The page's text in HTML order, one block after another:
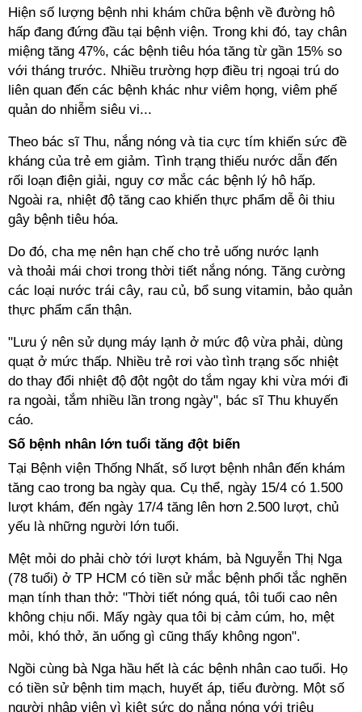
Hiện số lượng bệnh nhi khám chữa bệnh về đường hô
hấp đang đứng đầu tại bệnh viện. Trong khi đó, tay chân
miệng tăng 47%, các bệnh tiêu hóa tăng từ gần 15% so
với tháng trước. Nhiều trường hợp điều trị ngoại trú do
liên quan đến các bệnh khác như viêm họng, viêm phế
quản do nhiễm siêu vi...
Theo bác sĩ Thu, nắng nóng và tia cực tím khiến sức đề
kháng của trẻ em giảm. Tình trạng thiếu nước dẫn đến
rối loạn điện giải, nguy cơ mắc các bệnh lý hô hấp.
Ngoài ra, nhiệt độ tăng cao khiến thực phẩm dễ ôi thiu
gây bệnh tiêu hóa.
Do đó, cha mẹ nên hạn chế cho trẻ uống nước lạnh
và thoải mái chơi trong thời tiết nắng nóng. Tăng cường
các loại nước trái cây, rau củ, bổ sung vitamin, bảo quản
thực phẩm cẩn thận.
"Lưu ý nên sử dụng máy lạnh ở mức độ vừa phải, dùng
quạt ở mức thấp. Nhiều trẻ rơi vào tình trạng sốc nhiệt
do thay đổi nhiệt độ đột ngột do tắm ngay khi vừa mới đi
ra ngoài, tắm nhiều lần trong ngày", bác sĩ Thu khuyến
cáo.
Số bệnh nhân lớn tuổi tăng đột biến
Tại Bệnh viện Thống Nhất, số lượt bệnh nhân đến khám
tăng cao trong ba ngày qua. Cụ thể, ngày 15/4 có 1.500
lượt khám, đến ngày 17/4 tăng lên hơn 2.500 lượt, chủ
yếu là những người lớn tuổi.
Mệt mỏi do phải chờ tới lượt khám, bà Nguyễn Thị Nga
(78 tuổi) ở TP HCM có tiền sử mắc bệnh phổi tắc nghẽn
mạn tính than thở: "Thời tiết nóng quá, tôi tuổi cao nên
không chịu nổi. Mấy ngày qua tôi bị cảm cúm, ho, mệt
mỏi, khó thở, ăn uống gì cũng thấy không ngon".
Ngồi cùng bà Nga hầu hết là các bệnh nhân cao tuổi. Họ
có tiền sử bệnh tim mạch, huyết áp, tiểu đường. Một số
người nhập viện vì kiệt sức do nắng nóng với triệu